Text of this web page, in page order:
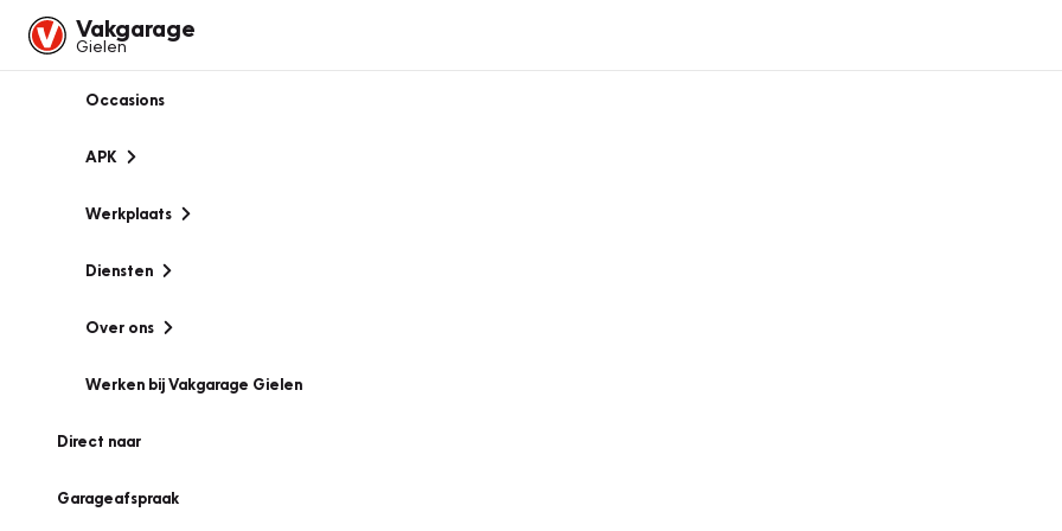
Vakgarage
Gielen
Occasions
APK
Werkplaats
Diensten
Over ons
Werken bij Vakgarage Gielen
Direct naar
Garageafspraak